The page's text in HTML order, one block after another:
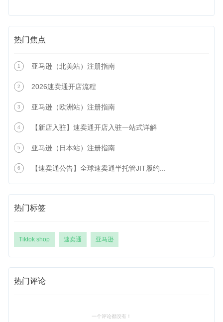
热门焦点
1 亚马逊（北美站）注册指南
2 2026速卖通开店流程
3 亚马逊（欧洲站）注册指南
4 【新店入驻】速卖通开店入驻一站式详解
5 亚马逊（日本站）注册指南
6 【速卖通公告】全球速卖通半托管JIT履约...
热门标签
Tiktok shop 速卖通 亚马逊
热门评论
一个评论都没有！